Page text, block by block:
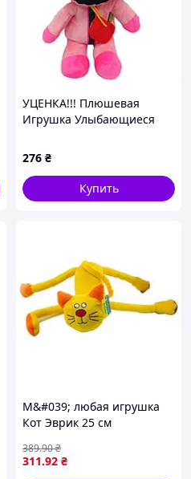
УЦЕНКА!!! Плюшевая
Игрушка Улыбающиеся
POPPY(Pink)-UC :BRASIL:
276 ₴
Купить
М&#039; любая игрушка
Кот Эврик 25 см
Orange
311.92 ₴
389.90₴